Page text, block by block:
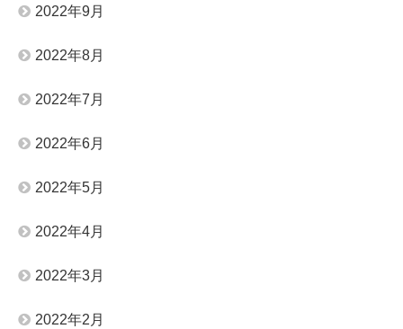
2022年9月
2022年8月
2022年7月
2022年6月
2022年5月
2022年4月
2022年3月
2022年2月